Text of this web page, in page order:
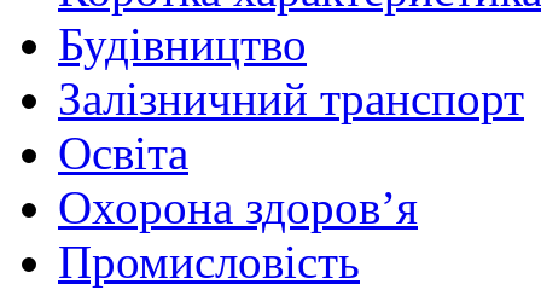
Будівництво
Залізничний транспорт
Освіта
Охорона здоров’я
Промисловість